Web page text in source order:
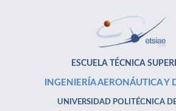
ESCUELA TÉCNICA
INGENIERÍA AERONÁUTICA Y
UNIVERSIDAD POLITÉCNICA